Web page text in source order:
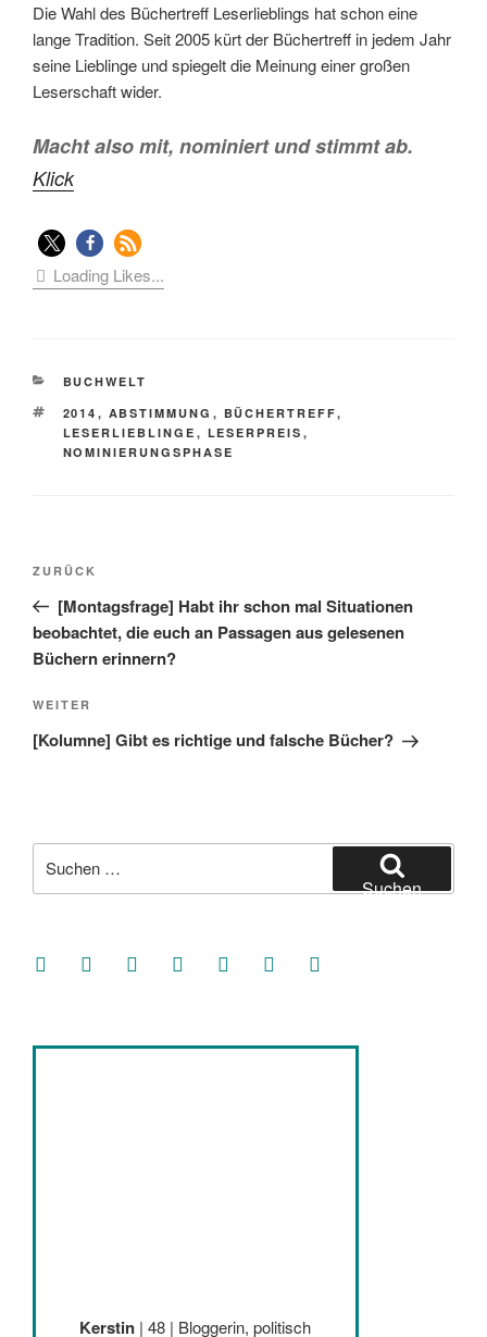
Die Wahl des Büchertreff Leserlieblings hat schon eine
lange Tradition. Seit 2005 kürt der Büchertreff in jedem Jahr
seine Lieblinge und spiegelt die Meinung einer großen
Leserschaft wider.
Macht also mit, nominiert und stimmt ab.
Klick
Loading Likes...
KATEGORIEN
BUCHWELT
SCHLAGWÖRTER
2014 , ABSTIMMUNG , BÜCHERTREFF,
LESERLIEBLINGE , LESERPREIS ,
NOMINIERUNGSPHASE
Beitragsnavigation
Vorheriger
Beitrag
ZURÜCK
[Montagsfrage] Habt ihr schon mal Situationen
beobachtet, die euch an Passagen aus gelesenen
Büchern erinnern?
Nächster
Beitrag
WEITER
[Kolumne] Gibt es richtige und falsche Bücher?
nach:
Suchen
facebooksoundcloud
twitter mastodoninstagramthreads goodreads
Kerstin | 48 | Bloggerin, politisch